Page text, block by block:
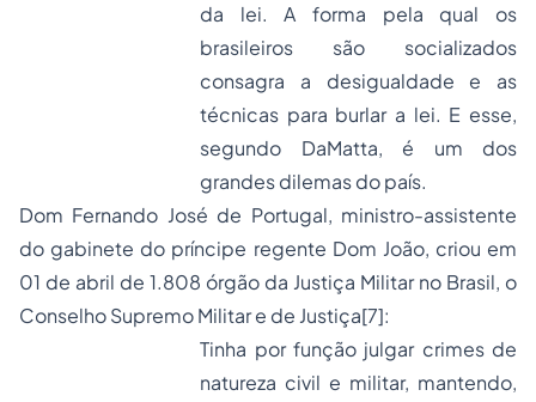
da lei. A forma pela qual os
brasileiros são socializados
consagra a desigualdade e as
técnicas para burlar a lei. E esse,
segundo DaMatta, é um dos
grandes dilemas do país.
Dom Fernando José de Portugal, ministro-assistente
do gabinete do príncipe regente Dom João, criou em
01 de abril de 1.808 órgão da Justiça Militar no Brasil, o
Conselho Supremo Militar e de Justiça[7]:
Tinha por função julgar crimes de
natureza civil e militar, mantendo,